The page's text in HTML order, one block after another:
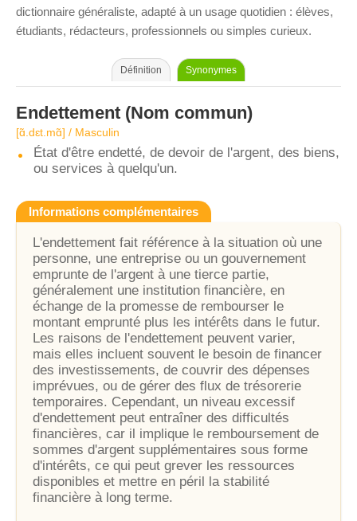
dictionnaire généraliste, adapté à un usage quotidien : élèves,
étudiants, rédacteurs, professionnels ou simples curieux.
Définition Synonymes
Endettement (Nom commun)
[ɑ̃.dɛt.mɑ̃] / Masculin
État d'être endetté, de devoir de l'argent, des biens,
ou services à quelqu'un.
Informations complémentaires
L'endettement fait référence à la situation où une
personne, une entreprise ou un gouvernement
emprunte de l'argent à une tierce partie,
généralement une institution financière, en
échange de la promesse de rembourser le
montant emprunté plus les intérêts dans le futur.
Les raisons de l'endettement peuvent varier,
mais elles incluent souvent le besoin de financer
des investissements, de couvrir des dépenses
imprévues, ou de gérer des flux de trésorerie
temporaires. Cependant, un niveau excessif
d'endettement peut entraîner des difficultés
financières, car il implique le remboursement de
sommes d'argent supplémentaires sous forme
d'intérêts, ce qui peut grever les ressources
disponibles et mettre en péril la stabilité
financière à long terme.